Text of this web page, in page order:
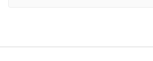
thuận bằng văn bản. Ghi rõ nguồn VTV.vn